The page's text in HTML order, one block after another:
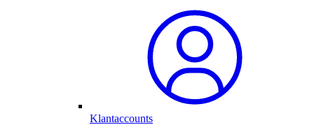
Klantaccounts